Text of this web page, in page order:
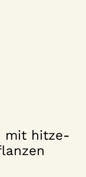
mit hitze-